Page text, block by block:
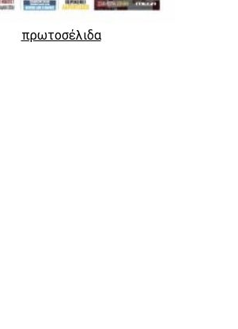
πρωτοσέλιδα